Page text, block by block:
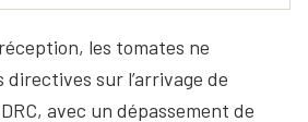
les tomates ne
sur l’arrivage de
avec un dépassement de